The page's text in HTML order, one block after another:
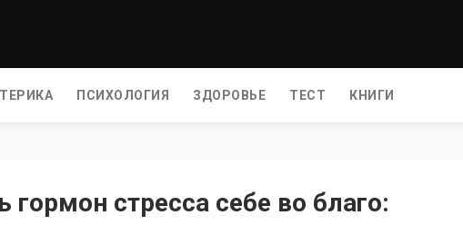
ПСИХОЛОГИЯ ЗДОРОВЬЕ ТЕСТ КНИГИ
гормон стресса себе во благо: